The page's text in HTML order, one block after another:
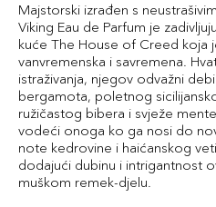
Majstorski izrađen s
Viking Eau de Parfum je
kuće The House of Creed koja
vanvremenska i savremena.
istraživanja, njegov odvažni
bergamota, poletnog
ružičastog bibera i svježe
vodeći onoga ko ga nosi do
note kedrovine i haićanskog
dodajući dubinu i intrigantnost
muškom remek-djelu.